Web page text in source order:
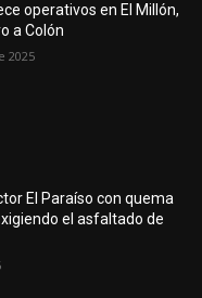
operativos en El Millón,
a Colón
2025
El Paraíso con quema
el asfaltado de